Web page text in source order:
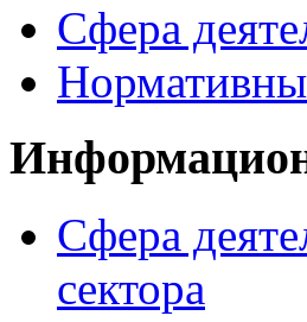
Сфера
Сфера
сектора